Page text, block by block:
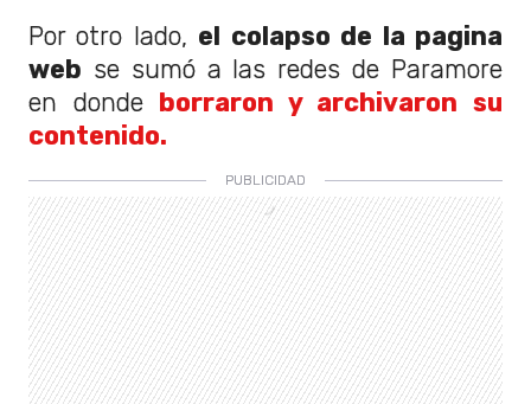
Por otro lado, el colapso de la pagina
web se sumó a las redes de Paramore
en donde borraron y archivaron su
contenido.